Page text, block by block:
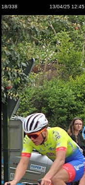
18/338 13/04/25 12:45